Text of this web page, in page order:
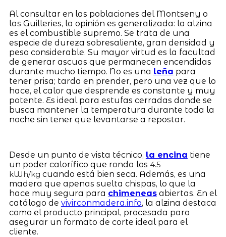
Al consultar en las poblaciones del Montseny o
las Guilleries, la opinión es generalizada: la alzina
es el combustible supremo. Se trata de una
especie de dureza sobresaliente, gran densidad y
peso considerable. Su mayor virtud es la facultad
de generar ascuas que permanecen encendidas
durante mucho tiempo. No es una leña para
tener prisa; tarda en prender, pero una vez que lo
hace, el calor que desprende es constante y muy
potente. Es ideal para estufas cerradas donde se
busca mantener la temperatura durante toda la
noche sin tener que levantarse a repostar.
Desde un punto de vista técnico, la encina tiene
un poder calorífico que ronda los 4.5
kWh/kg cuando está bien seca. Además, es una
madera que apenas suelta chispas, lo que la
hace muy segura para chimeneasabiertas. En el
catálogo de vivirconmadera.info, la alzina destaca
como el producto principal, procesada para
asegurar un formato de corte ideal para el
cliente.